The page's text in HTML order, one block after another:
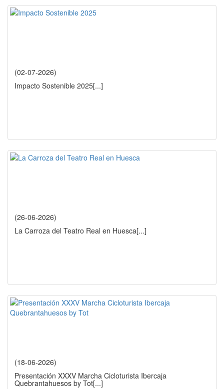
(02-07-2026)
Impacto Sostenible 2025[...]
(26-06-2026)
La Carroza del Teatro Real en Huesca[...]
(18-06-2026)
Presentación XXXV Marcha Cicloturista Ibercaja
Quebrantahuesos by Tot[...]